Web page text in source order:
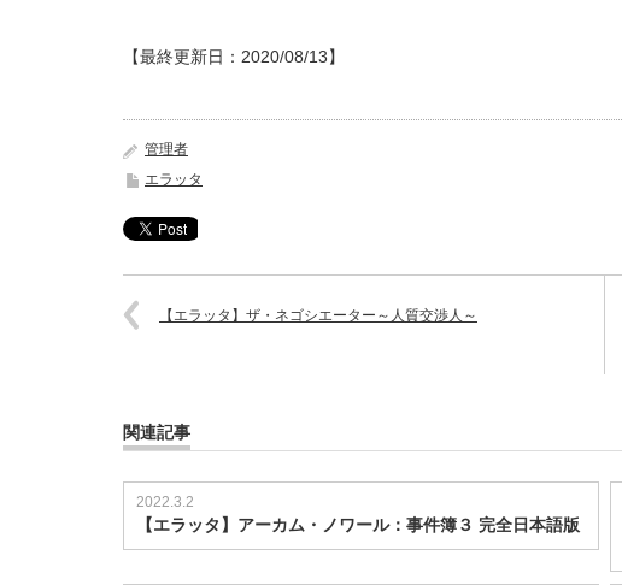
【最終更新日：2020/08/13】
管理者
エラッタ
【エラッタ】ザ・ネゴシエーター～人質交渉人～
関連記事
2022.3.2
【エラッタ】アーカム・ノワール：事件簿３ 完全日本語版